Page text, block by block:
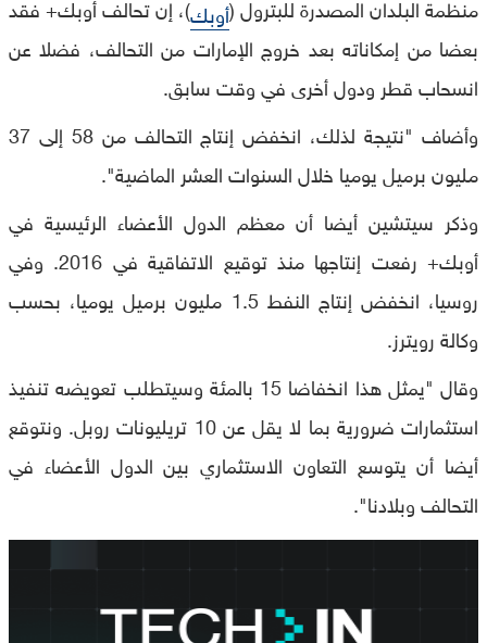
منظمة البلدان المصدرة للبترول (أوبك)، إن تحالف أوبك+ فقد
بعضا من إمكاناته بعد خروج الإمارات من التحالف، فضلا عن
انسحاب قطر ودول أخرى في وقت سابق.
وأضاف "نتيجة لذلك، انخفض إنتاج التحالف من 58 إلى 37
مليون برميل يوميا خلال السنوات العشر الماضية".
وذكر سيتشين أيضا أن معظم الدول الأعضاء الرئيسية في
أوبك+ رفعت إنتاجها منذ توقيع الاتفاقية في 2016. وفي
روسيا، انخفض إنتاج النفط 1.5 مليون برميل يوميا، بحسب
وكالة رويترز.
وقال "يمثل هذا انخفاضا 15 بالمئة وسيتطلب تعويضه تنفيذ
استثمارات ضرورية بما لا يقل عن 10 تريليونات روبل. ونتوقع
أيضا أن يتوسع التعاون الاستثماري بين الدول الأعضاء في
التحالف وبلادنا".